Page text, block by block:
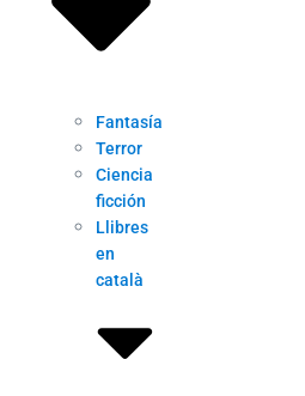
Fantasía
Terror
Ciencia
ficción
Llibres
en
català